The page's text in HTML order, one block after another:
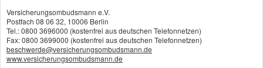
Versicherungsombudsmann e.V.
Postfach 08 06 32, 10006 Berlin
Tel.: 0800 3696000 (kostenfrei aus deutschen Telefonnetzen)
Fax: 0800 3699000 (kostenfrei aus deutschen Telefonnetzen)
beschwerde@versicherungsombudsmann.de
www.versicherungsombudsmann.de